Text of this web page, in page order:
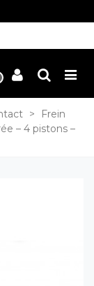
>
Frein
– 4 pistons –